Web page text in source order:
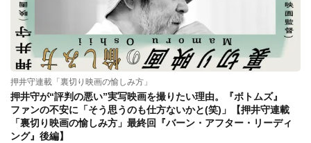
押井守連載「裏切り映画の愉しみ方」
押井守が“評判の悪い”実写映画を撮りたい理由。『ボトムズ』
ファンの不安に「そう思うのも仕方ないかと(笑)」【押井守連載
「裏切り映画の愉しみ方」最終回『バーン・アフター・リーディ
ング』後編】